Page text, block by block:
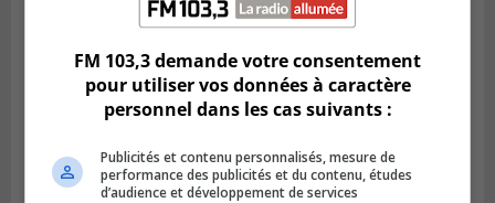
VIEUX-LONGUEUIL
Publié le 9 août 2026 à 13h56
FM 103,3 demande votre consentement
pour utiliser vos données à caractère
personnel dans les cas suivants :
Publicités et contenu personnalisés, mesure de
performance des publicités et du contenu, études
d’audience et développement de services